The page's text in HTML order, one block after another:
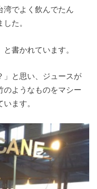
湾でよく飲んでたん
た。
書かれています。
」と思い、ジュースが
のようなものをマシー
ます。